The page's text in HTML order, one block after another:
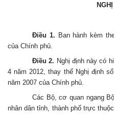
Điều 1. Ban hành kèm
của Chính phủ.
Điều 2. Nghị định này có
4 năm 2012, thay thế Nghị định
năm 2007 của Chính phủ.
Các Bộ, cơ quan ngang
nhân dân tỉnh, thành phố trực